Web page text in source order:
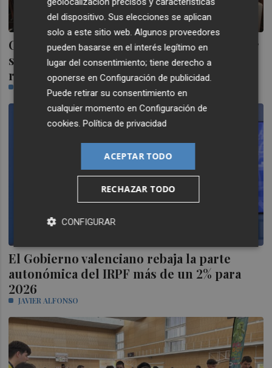
Carrasco felicita al Playas de Castellón por
sus resultados y la organización del
reciente europeo de clubes
El Gobierno valenciano rebaja la parte
autonómica del IRPF más de un 2% para
2026
JAVIER ALFONSO
del dispositivo. Sus elecciones se aplican
solo a este sitio web. Algunos proveedores
pueden basarse en el interés legítimo en
lugar del consentimiento; tiene derecho a
oponerse enConfiguración de publicidad.
Puede retirar su consentimiento en
cualquier momento enConfiguración de
cookies.Política de privacidad
ACEPTAR TODO
RECHAZAR TODO
CONFIGURAR